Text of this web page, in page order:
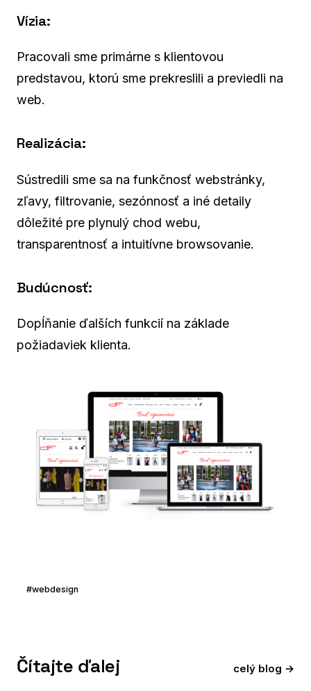
Vízia:
Pracovali sme primárne s klientovou
predstavou, ktorú sme prekreslili a previedli na
web.
Realizácia:
Sústredili sme sa na funkčnosť webstránky,
zľavy, filtrovanie, sezónnosť a iné detaily
dôležité pre plynulý chod webu,
transparentnosť a intuitívne browsovanie.
Budúcnosť:
Dopĺňanie ďalších funkcií na základe
požiadaviek klienta.
#webdesign
Čítajte ďalej celý blog →